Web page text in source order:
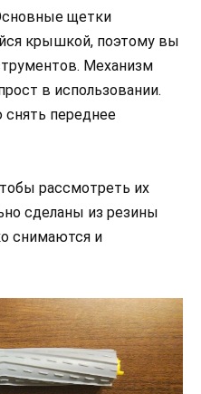
щетки
крышкой, поэтому вы
Механизм
в использовании.
переднее
рассмотреть их
сделаны из резины
снимаются и